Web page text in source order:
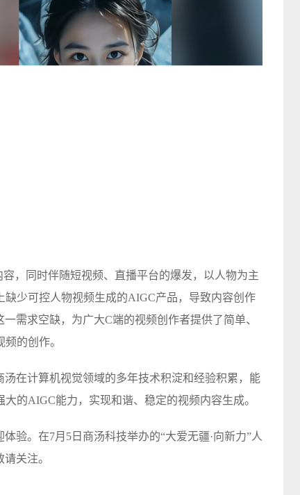
，同时伴随短视频、直播平台的爆发，以人物为主
少可控人物视频生成的AIGC产品，导致内容创作
需求空缺，为广大C端的视频创作者提供了简单、
的创作。
在计算机视觉领域的多年技术积淀和经验积累，能
的AIGC能力，实现和谐、稳定的视频内容生成。
验。在7月5日商汤科技举办的“大爱无疆·向新力”人
关注。